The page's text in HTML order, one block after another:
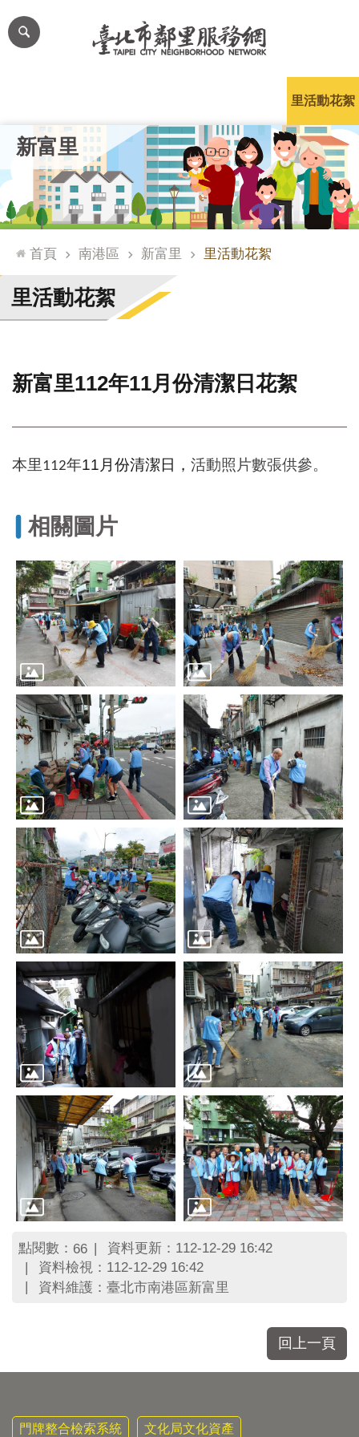
跳到主要內容區塊
網
站
台
通
臺
北
市
門
整
檢
索
文
局
文
化
資
產
北
市
區
里
界
說
臺
北
市
鄰
長
名
冊
新富里
里活動花絮
首頁 南港區 新富里 里活動花絮
里活動花絮
新富里112年11月份清潔日花絮
本里112年11 月份清潔日， 活動照片數張供參。
相關圖片
點閱數： 66
資料更新：112-12-29 16:42
資料檢視：112-12-29 16:42
資料維護：臺北市南港區新富里
回上一頁
門牌整合檢索系統 文化局文化資產